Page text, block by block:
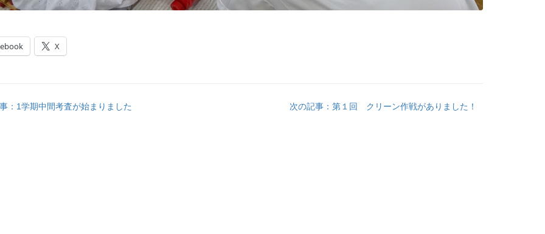
X
：1学期中間考査が始まりました 次の記事：第１回 クリーン作戦がありました！